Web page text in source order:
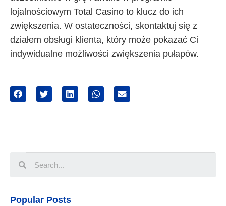
lojalnościowym Total Casino to klucz do ich
zwiększenia. W ostateczności, skontaktuj się z
działem obsługi klienta, który może pokazać Ci
indywidualne możliwości zwiększenia pułapów.
Popular Posts